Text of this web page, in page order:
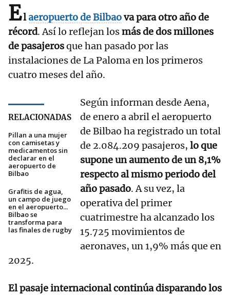
Elaeropuerto de Bilbaova para otro año de
récord. Así lo reflejan losmás de dos millones
de pasajerosque han pasado por las
instalaciones de La Paloma en los primeros
cuatro meses del año.
RELACIONADAS
Pillan a una mujer
con camisetas y
medicamentos sin
declarar en el
aeropuerto de
Bilbao
Grafitis de agua,
un campo de juego
en el aeropuerto...
Bilbao se
transforma para
las finales de rugby
Según informan desde Aena,
de enero a abril el aeropuerto
de Bilbao ha registrado un total
de 2.084.209 pasajeros, lo que
supone un aumento de un 8,1%
respecto al mismo periodo del
año pasado. A su vez, la
operativa del primer
cuatrimestre ha alcanzado los
15.725 movimientos de
aeronaves, un 1,9% más que en
2025.
El pasaje internacional continúa disparando los